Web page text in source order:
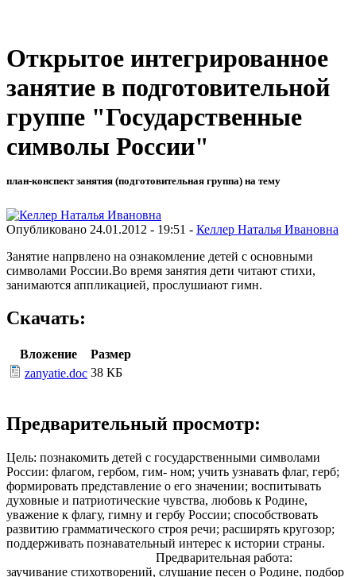
Открытое интегрированное
занятие в подготовительной
группе "Государственные
символы России"
план-конспект занятия (подготовительная группа) на тему
Опубликовано 24.01.2012 - 19:51 - Келлер Наталья Ивановна
Занятие напрвлено на ознакомление детей с основными
символами России.Во время занятия дети читают стихи,
занимаются аппликацией, прослушиают гимн.
Скачать:
Вложение
Размер
zanyatie.doc 38 КБ
Предварительный просмотр:
Цель: познакомить детей с государственными символами
России: флагом, гербом, гим- ном; учить узнавать флаг, герб;
формировать представление о его значении; воспитывать
духовные и патриотические чувства, любовь к Родине,
уважение к флагу, гимну и гербу России; способствовать
развитию грамматического строя речи; расширять кругозор;
поддерживать познавательный интерес к истории страны.
Предварительная работа:
заучивание стихотворений, слушание песен о Родине, подбор